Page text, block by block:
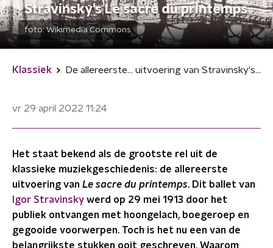
Stravinsky's Le sacre du printemps
foto:Wikimedia Commons
Klassiek De allereerste... uitvoering van Stravinsky's Le sacre du printemps
vr 29 april 2022 11:24
Het staat bekend als de grootste rel uit de
klassieke muziekgeschiedenis: de allereerste
uitvoering van Le sacre du printemps. Dit ballet van
Igor Stravinsky werd op 29 mei 1913 door het
publiek ontvangen met hoongelach, boegeroep en
gegooide voorwerpen. Toch is het nu een van de
belangrijkste stukken ooit geschreven. Waarom